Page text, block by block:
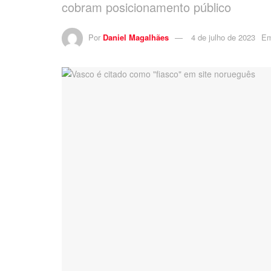
cobram posicionamento público
Por Daniel Magalhães 4 de julho de 2023